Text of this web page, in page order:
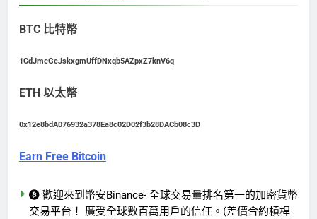
BTC 比特幣
1CdJmeGcJskxgmUffDNxqb5AZpxZ7knV6q
ETH 以太幣
0x12e8bdA076932a378Ea8c02D02f3b28DACb08c3D
Earn Free Bitcoin
歡迎來到幣安Binance- 全球交易量排名第一的加密貨幣
交易平台！ 廣受全球數百萬用戶的信任。(差價合約槓桿